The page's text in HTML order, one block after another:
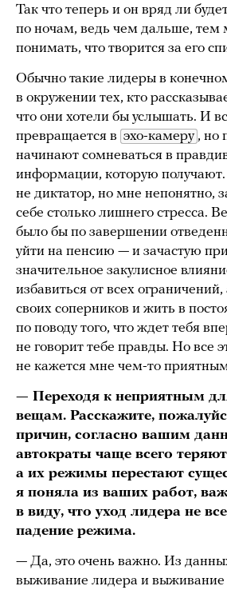
Так что теперь и он вряд ли
по ночам, ведь чем дальше, тем
понимать, что творится за его
Обычно такие лидеры в
в окружении тех, кто
что они хотели бы услышать. И
превращается в эхо-камеру , но
начинают сомневаться в
информации, которую получают.
не диктатор, но мне непонятно,
себе столько лишнего стресса.
было бы по завершении
уйти на пенсию — и зачастую
значительное закулисное
избавиться от всех ограничений,
своих соперников и жить в
по поводу того, что ждет тебя
не говорит тебе правды. Но все
не кажется мне чем-то
— Переходя к неприятным
вещам. Расскажите,
причин, согласно вашим
автократы чаще всего
а их режимы перестают
я поняла из ваших работ,
в виду, что уход лидера не
падение режима.
— Да, это очень важно. Из
выживание лидера и